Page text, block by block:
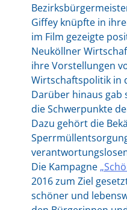
Giffey knüpfte in
im Film gezeigte
Neuköllner
ihre Vorstellungen
Wirtschaftspolitik in
Darüber hinaus gab
die Schwerpunkte
Dazu gehört die
Die Kampagne
2016 zum Ziel
schöner und